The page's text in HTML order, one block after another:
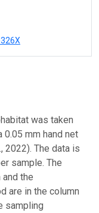
was taken
mm hand net
2022). The data is
sample. The
the
are in the column
sampling